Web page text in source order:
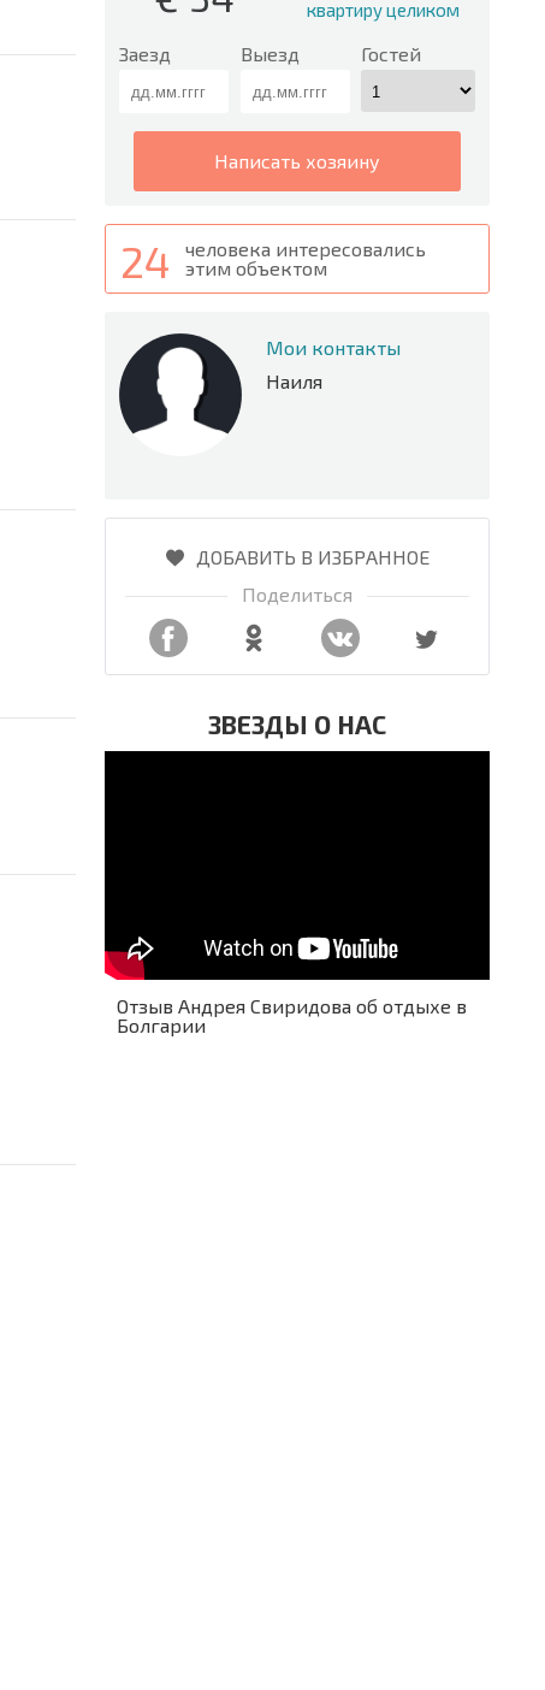
квартиру целиком
Заезд Выезд Гостей
написать хозяину
24
человека интересовались
этим объектом
Мои контакты
Наиля
ДОБАВИТЬ В ИЗБРАННОЕ
Поделиться
ЗВЕЗДЫ О НАС
Отзыв Андрея Свиридова об отдыхе в
Болгарии